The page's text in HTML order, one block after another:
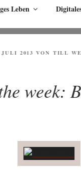
Leben
2013 VON TILL
week: